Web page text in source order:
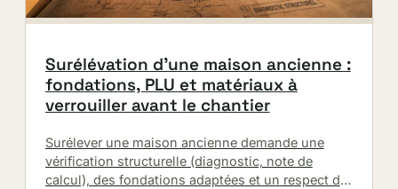
Surélévation d’une maison ancienne :
fondations, PLU et matériaux à
verrouiller avant le chantier
Surélever une maison ancienne demande une
vérification structurelle (diagnostic, note de
calcul), des fondations adaptées et un respect du